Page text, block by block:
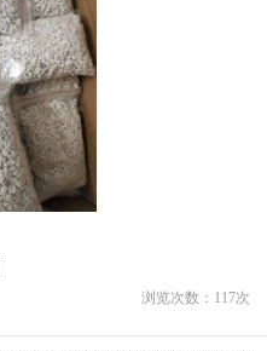
浏览次数： 117次